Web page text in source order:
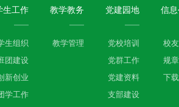
生工作
生组织
团建设
新创业
学工作
教学教务
教学管理
党建园地
党校培训
党群工作
党建资料
支部建设
信
校
规
下